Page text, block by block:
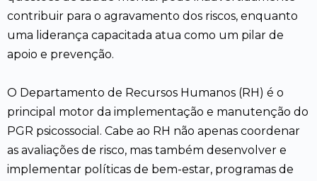
contribuir para o agravamento dos riscos, enquanto
uma liderança capacitada atua como um pilar de
apoio e prevenção.
O Departamento de Recursos Humanos (RH) é o
principal motor da implementação e manutenção do
PGR psicossocial. Cabe ao RH não apenas coordenar
as avaliações de risco, mas também desenvolver e
implementar políticas de bem-estar, programas de